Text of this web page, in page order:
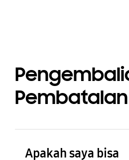
Pembatalan
Apakah saya bisa